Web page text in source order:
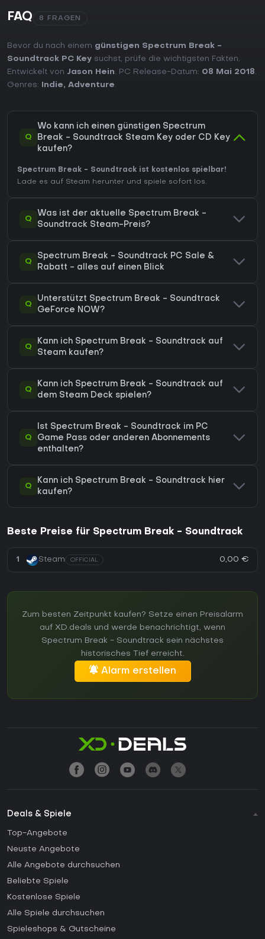
FAQ 8 FRAGEN
Bevor du nach einem günstigen Spectrum Break -
Soundtrack PC Key suchst, prüfe die wichtigsten Fakten.
Entwickelt von Jason Hein. PC Release-Datum: 08 Mai 2018.
Genres:
Indie, Adventure.
Q
Wo kann ich einen günstigen Spectrum
Break - Soundtrack Steam Key oder CD Key
kaufen?
Spectrum Break - Soundtrack ist kostenlos spielbar!
Lade es auf Steam herunter und spiele sofort los.
Q
Was ist der aktuelle Spectrum Break -
Soundtrack Steam-Preis?
Q
Spectrum Break - Soundtrack PC Sale &
Rabatt - alles auf einen Blick
Q
Unterstützt Spectrum Break - Soundtrack
GeForce NOW?
Q
Kann ich Spectrum Break - Soundtrack auf
Steam kaufen?
Q
Kann ich Spectrum Break - Soundtrack auf
dem Steam Deck spielen?
Q
Ist Spectrum Break - Soundtrack im PC
Game Pass oder anderen Abonnements
enthalten?
Q
Kann ich Spectrum Break - Soundtrack hier
kaufen?
Beste Preise für Spectrum Break - Soundtrack
1 Steam OFFICIAL 0,00 €
Zum besten Zeitpunkt kaufen? Setze einen Preisalarm
auf XD.deals und werde benachrichtigt, wenn
Spectrum Break - Soundtrack sein nächstes
historisches Tief erreicht.
Alarm erstellen
Deals & Spiele
Top-Angebote
Neuste Angebote
Alle Angebote durchsuchen
Beliebte Spiele
Kostenlose Spiele
Alle Spiele durchsuchen
Spieleshops & Gutscheine